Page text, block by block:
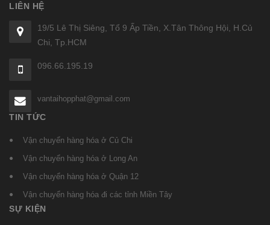
LIÊN HỆ
19/5 Lê Thị Siêng, Tổ 9 Ấp Tiền, X.Tân Thông Hội, H.Củ
Chi, Tp.HCM
096.66.195.19
vantaihopphat@gmail.com
TIN TỨC
Vận chuyển hàng hóa ở Củ Chi
Vận chuyển hàng hóa ở Long An
Vận chuyển hàng hóa ở Quận 12
Vận chuyển hàng hóa đi các tỉnh Miền Tây
SỰ KIỆN